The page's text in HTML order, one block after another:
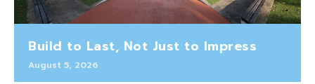
Build to Last, Not Just to Impress
August 5, 2026